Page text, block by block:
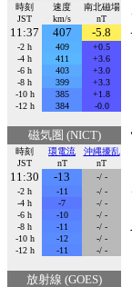
時刻
JST
速度
km/s
南北磁場
nT
11:37 407 -5.8
-2 h 409
+0.5
-4 h
411
+3.6
-6 h
403
+3.0
-8 h
399
+3.3
-10 h
385
+1.8
-12 h
384 -0.0
磁気圏 (NICT)
時刻
JST
環電流
nT
沖縄擾乱
nT
11:30 -13
-/ -
-2 h
-11
-/ -
-4 h
-7
-/ -
-6 h
-10
-/ -
-8 h
-11
-/ -
-10 h
-12
-/ -
-12 h
-11 -/ -
放射線 (GOES)